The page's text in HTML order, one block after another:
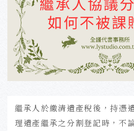
繼承人於繳清遺產稅後，持憑
理遺產繼承之分割登記時，不